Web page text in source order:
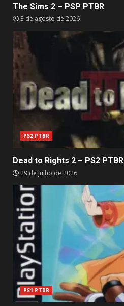
The Sims 2 – PSP PTBR
3 de agosto de 2026
PS2 PTBR
Dead to Rights 2 – PS2 PTBR
29 de julho de 2026
PS1 PTBR